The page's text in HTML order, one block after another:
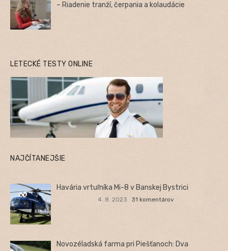
– Riadenie tranží, čerpania a kolaudácie
LETECKÉ TESTY ONLINE
NAJČÍTANEJŠIE
Havária vrtuľníka Mi-8 v Banskej Bystrici
4. 8. 2023 31 komentárov
Novozéladská farma pri Piešťanoch: Dva